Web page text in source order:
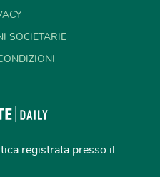
SOCIETARIE
registrata presso il